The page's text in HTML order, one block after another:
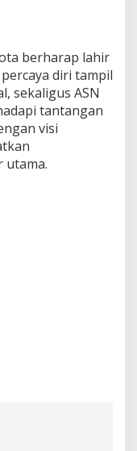
berharap lahir
diri tampil
sekaligus ASN
tantangan
visi
utama.